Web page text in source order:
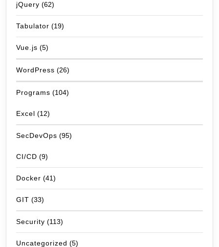
jQuery (62)
Tabulator (19)
Vue.js (5)
WordPress (26)
Programs (104)
Excel (12)
SecDevOps (95)
CI/CD (9)
Docker (41)
GIT (33)
Security (113)
Uncategorized (5)